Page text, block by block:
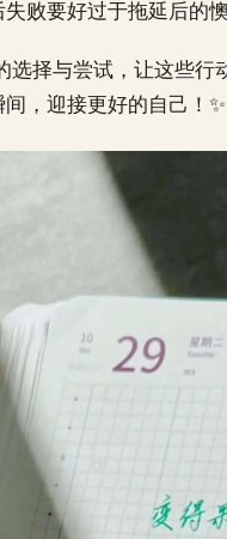
败要好过于拖延后的
选择与尝试，让这些
，迎接更好的自己！✨